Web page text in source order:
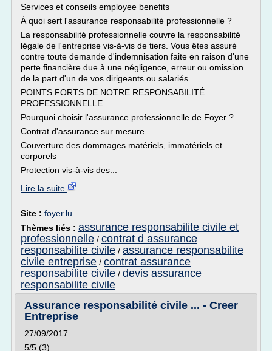
Services et conseils employee benefits
À quoi sert l'assurance responsabilité professionnelle ?
La responsabilité professionnelle couvre la responsabilité
légale de l'entreprise vis-à-vis de tiers. Vous êtes assuré
contre toute demande d'indemnisation faite en raison d'une
perte financière due à une négligence, erreur ou omission
de la part d'un de vos dirigeants ou salariés.
POINTS FORTS DE NOTRE RESPONSABILITÉ
PROFESSIONNELLE
Pourquoi choisir l'assurance professionnelle de Foyer ?
Contrat d'assurance sur mesure
Couverture des dommages matériels, immatériels et
corporels
Protection vis-à-vis des...
Lire la suite
Site : foyer.lu
Thèmes liés : assurance responsabilite civile et
professionnelle / contrat d assurance
responsabilite civile / assurance responsabilite
civile entreprise / contrat assurance
responsabilite civile / devis assurance
responsabilite civile
Assurance responsabilité civile ... - Creer
Entreprise
27/09/2017
5/5 (3)